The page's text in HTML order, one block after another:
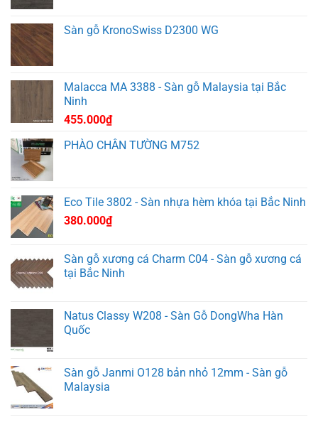
Sàn gỗ KronoSwiss D2300 WG
Malacca MA 3388 - Sàn gỗ Malaysia tại Bắc
Ninh
455.000₫
PHÀO CHÂN TƯỜNG M752
Eco Tile 3802 - Sàn nhựa hèm khóa tại Bắc Ninh
380.000₫
Sàn gỗ xương cá Charm C04 - Sàn gỗ xương cá
tại Bắc Ninh
Natus Classy W208 - Sàn Gỗ DongWha Hàn
Quốc
Sàn gỗ Janmi O128 bản nhỏ 12mm - Sàn gỗ
Malaysia